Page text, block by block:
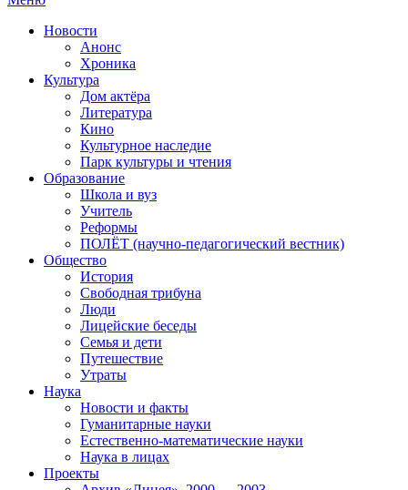
Новости
Анонс
Хроника
Культура
Дом актёра
Литература
Кино
Культурное наследие
Парк культуры и чтения
Образование
Школа и вуз
Учитель
Реформы
ПОЛЁТ (научно-педагогический вестник)
Общество
История
Свободная трибуна
Люди
Лицейские беседы
Семья и дети
Путешествие
Утраты
Наука
Новости и факты
Гуманитарные науки
Естественно-математические науки
Наука в лицах
Проекты